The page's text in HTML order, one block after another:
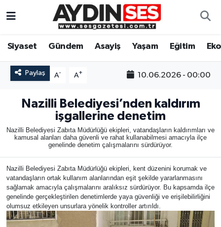
Siyaset Gündem Asayiş Yaşam Eğitim
Paylaş A- A+ 10.06.2026 - 00:00
Nazilli Belediyesi’nden kaldırım
işgallerine denetim
Nazilli Belediyesi Zabıta Müdürlüğü ekipleri, vatandaşların kaldırımları ve
kamusal alanları daha güvenli ve rahat kullanabilmesi amacıyla ilçe
genelinde denetim çalışmalarını sürdürüyor.
Nazilli Belediyesi Zabıta Müdürlüğü ekipleri, kent düzenini korumak ve
vatandaşların ortak kullanım alanlarından eşit şekilde yararlanmasını
sağlamak amacıyla çalışmalarını aralıksız sürdürüyor. Bu kapsamda ilçe
genelinde gerçekleştirilen denetimlerde yaya güvenliği ve erişilebilirliğini
olumsuz etkileyen unsurlara yönelik kontroller artırıldı.
Gündem
Ekonomi
Yaşam
Kültür Sanat
Spor
Aydın Hava Durumu
Aydın Trafik Yoğunluk Haritası
Süper Lig Puan Durumu ve Fikstür
Son Dakika Haberleri
Haber Arşivi